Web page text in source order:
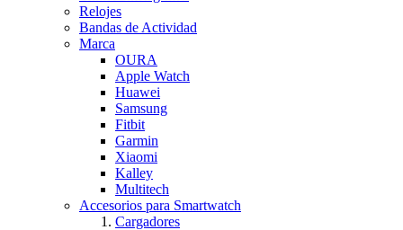
Relojes
Bandas de Actividad
Marca
OURA
Apple Watch
Huawei
Samsung
Fitbit
Garmin
Xiaomi
Kalley
Multitech
Accesorios para Smartwatch
Cargadores